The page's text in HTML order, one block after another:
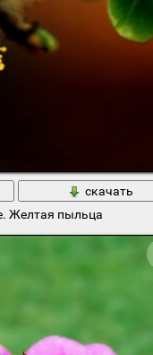
скачать
Желтая пыльца